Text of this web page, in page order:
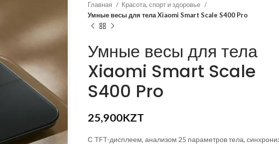
Главная
Красота, спорт и здоровье
Умные весы для тела Xiaomi Smart Scale S400 Pro
189,000 KZT
Умные весы для тела
Xiaomi Smart Scale
S400 Pro
25,900KZT
С TFT-дисплеем, анализом 25 параметров тела,